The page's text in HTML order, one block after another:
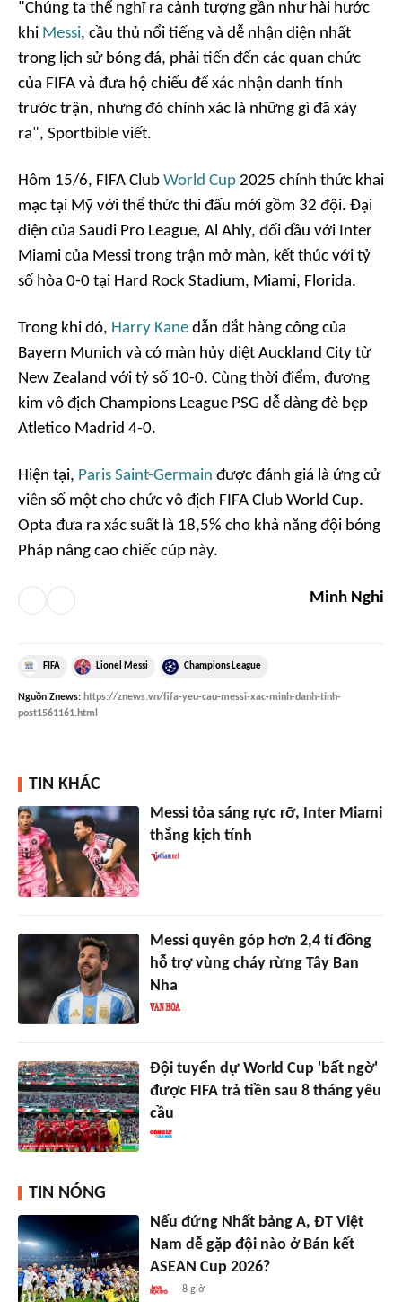
"Chúng ta thể nghĩ ra cảnh tượng gần như hài hước
khi Messi, cầu thủ nổi tiếng và dễ nhận diện nhất
trong lịch sử bóng đá, phải tiến đến các quan chức
của FIFA và đưa hộ chiếu để xác nhận danh tính
trước trận, nhưng đó chính xác là những gì đã xảy
ra", Sportbible viết.
Hôm 15/6, FIFA Club World Cup 2025 chính thức khai
mạc tại Mỹ với thể thức thi đấu mới gồm 32 đội. Đại
diện của Saudi Pro League, Al Ahly, đối đầu với Inter
Miami của Messi trong trận mở màn, kết thúc với tỷ
số hòa 0-0 tại Hard Rock Stadium, Miami, Florida.
Trong khi đó, Harry Kane dẫn dắt hàng công của
Bayern Munich và có màn hủy diệt Auckland City từ
New Zealand với tỷ số 10-0. Cùng thời điểm, đương
kim vô địch Champions League PSG dễ dàng đè bẹp
Atletico Madrid 4-0.
Hiện tại, Paris Saint-Germain được đánh giá là ứng cử
viên số một cho chức vô địch FIFA Club World Cup.
Opta đưa ra xác suất là 18,5% cho khả năng đội bóng
Pháp nâng cao chiếc cúp này.
Minh Nghi
FIFA Lionel Messi Champions League
Nguồn Znews: https://znews.vn/fifa-yeu-cau-messi-xac-minh-danh-tinh-
post1561161.html
TIN KHÁC
Messi tỏa sáng rực rỡ, Inter Miami
thắng kịch tính
Messi quyên góp hơn 2,4 tỉ đồng
hỗ trợ vùng cháy rừng Tây Ban
Nha
Đội tuyển dự World Cup 'bất ngờ'
được FIFA trả tiền sau 8 tháng yêu
cầu
TIN NÓNG
Nếu đứng Nhất bảng A, ĐT Việt
Nam dễ gặp đội nào ở Bán kết
ASEAN Cup 2026?
8 giờ